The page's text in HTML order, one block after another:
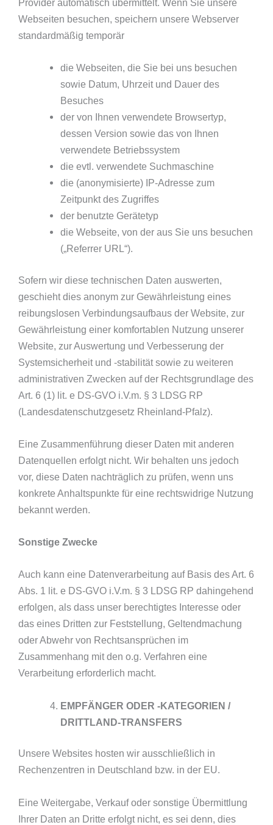
Provider automatisch übermittelt. Wenn Sie unsere
Webseiten besuchen, speichern unsere Webserver
standardmäßig temporär
die Webseiten, die Sie bei uns besuchen
sowie Datum, Uhrzeit und Dauer des
Besuches
der von Ihnen verwendete Browsertyp,
dessen Version sowie das von Ihnen
verwendete Betriebssystem
die evtl. verwendete Suchmaschine
die (anonymisierte) IP-Adresse zum
Zeitpunkt des Zugriffes
der benutzte Gerätetyp
die Webseite, von der aus Sie uns besuchen
(„Referrer URL“).
Sofern wir diese technischen Daten auswerten,
geschieht dies anonym zur Gewährleistung eines
reibungslosen Verbindungsaufbaus der Website, zur
Gewährleistung einer komfortablen Nutzung unserer
Website, zur Auswertung und Verbesserung der
Systemsicherheit und -stabilität sowie zu weiteren
administrativen Zwecken auf der Rechtsgrundlage des
Art. 6 (1) lit. e DS-GVO i.V.m. § 3 LDSG RP
(Landesdatenschutzgesetz Rheinland-Pfalz).
Eine Zusammenführung dieser Daten mit anderen
Datenquellen erfolgt nicht. Wir behalten uns jedoch
vor, diese Daten nachträglich zu prüfen, wenn uns
konkrete Anhaltspunkte für eine rechtswidrige Nutzung
bekannt werden.
Sonstige Zwecke
Auch kann eine Datenverarbeitung auf Basis des Art. 6
Abs. 1 lit. e DS-GVO i.V.m. § 3 LDSG RP dahingehend
erfolgen, als dass unser berechtigtes Interesse oder
das eines Dritten zur Feststellung, Geltendmachung
oder Abwehr von Rechtsansprüchen im
Zusammenhang mit den o.g. Verfahren eine
Verarbeitung erforderlich macht.
EMPFÄNGER ODER -KATEGORIEN /
DRITTLAND-TRANSFERS
Unsere Websites hosten wir ausschließlich in
Rechenzentren in Deutschland bzw. in der EU.
Eine Weitergabe, Verkauf oder sonstige Übermittlung
Ihrer Daten an Dritte erfolgt nicht, es sei denn, dies